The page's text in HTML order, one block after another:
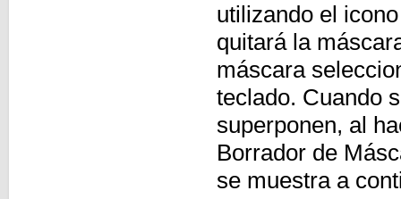
utilizando el
quitará la
máscara
teclado. Cuando
superponen, al
Borrador de
se muestra a